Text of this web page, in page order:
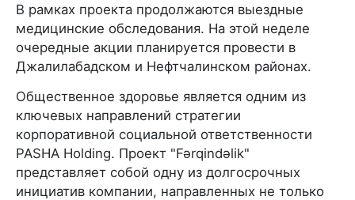
В рамках проекта продолжаются выездные
медицинские обследования. На этой неделе
очередные акции планируется провести в
Джалилабадском и Нефтчалинском районах.
Общественное здоровье является одним из
ключевых направлений стратегии
корпоративной социальной ответственности
PASHA Holding. Проект "Fərqindəlik"
представляет собой одну из долгосрочных
инициатив компании, направленных не только